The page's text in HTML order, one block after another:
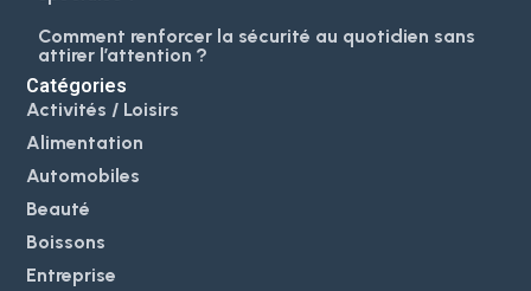
Comment renforcer la sécurité au quotidien sans
attirer l’attention ?
Catégories
Activités / Loisirs
Alimentation
Automobiles
Beauté
Boissons
Entreprise